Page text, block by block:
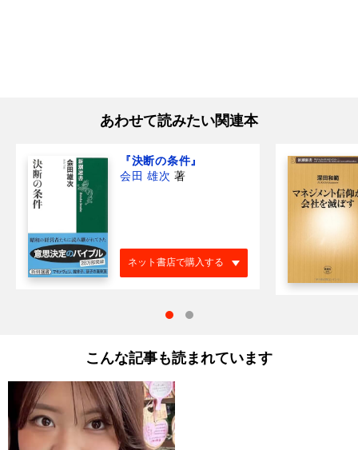
あわせて読みたい関連本
『決断の条件』
会田 雄次 著
ネット書店で購入する
こんな記事も読まれています